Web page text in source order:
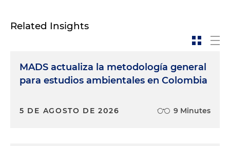
Related Insights
MADS actualiza la metodología general
para estudios ambientales en Colombia
5 DE AGOSTO DE 2026 9 Minutes